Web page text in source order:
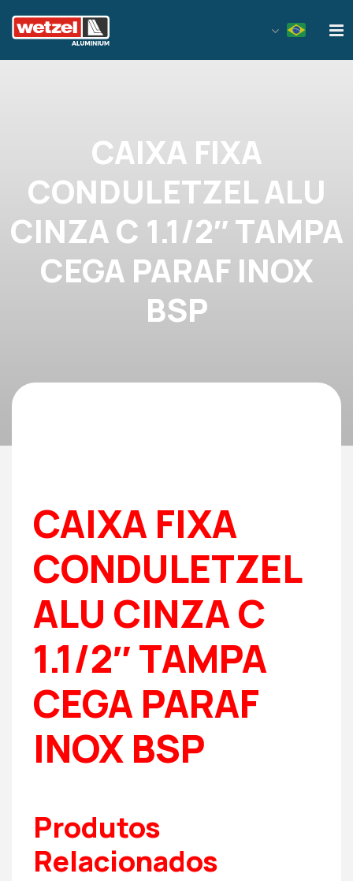
CAIXA FIXA
CONDULETZEL ALU
CINZA C 1.1/2″ TAMPA
CEGA PARAF INOX
BSP
CAIXA FIXA
CONDULETZEL
ALU CINZA C
1.1/2″ TAMPA
CEGA PARAF
INOX BSP
Produtos
Relacionados